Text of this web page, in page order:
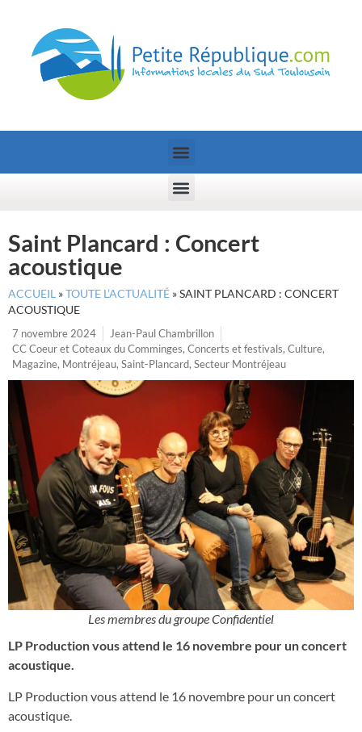
Saint Plancard : Concert
acoustique
ACCUEIL »TOUTE L’ACTUALITÉ »SAINT PLANCARD : CONCERT
ACOUSTIQUE
7 novembre 2024
Jean-Paul Chambrillon
CC Coeur et Coteaux du Comminges, Concerts et festivals, Culture,
Magazine, Montréjeau, Saint-Plancard, Secteur Montréjeau
Les membres du groupe Confidentiel
LP Production vous attend le 16 novembre pour un concert
acoustique.
LP Production vous attend le 16 novembre pour un concert
acoustique.